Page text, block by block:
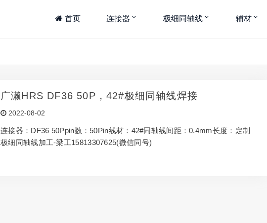
首页 连接器 极细同轴线 辅材
广濑HRS DF36 50P，42#极细同轴线焊接
2022-08-02
连接器：DF36 50Ppin数：50Pin线材：42#同轴线间距：0.4mm长度：定制
极细同轴线加工-梁工15813307625(微信同号)